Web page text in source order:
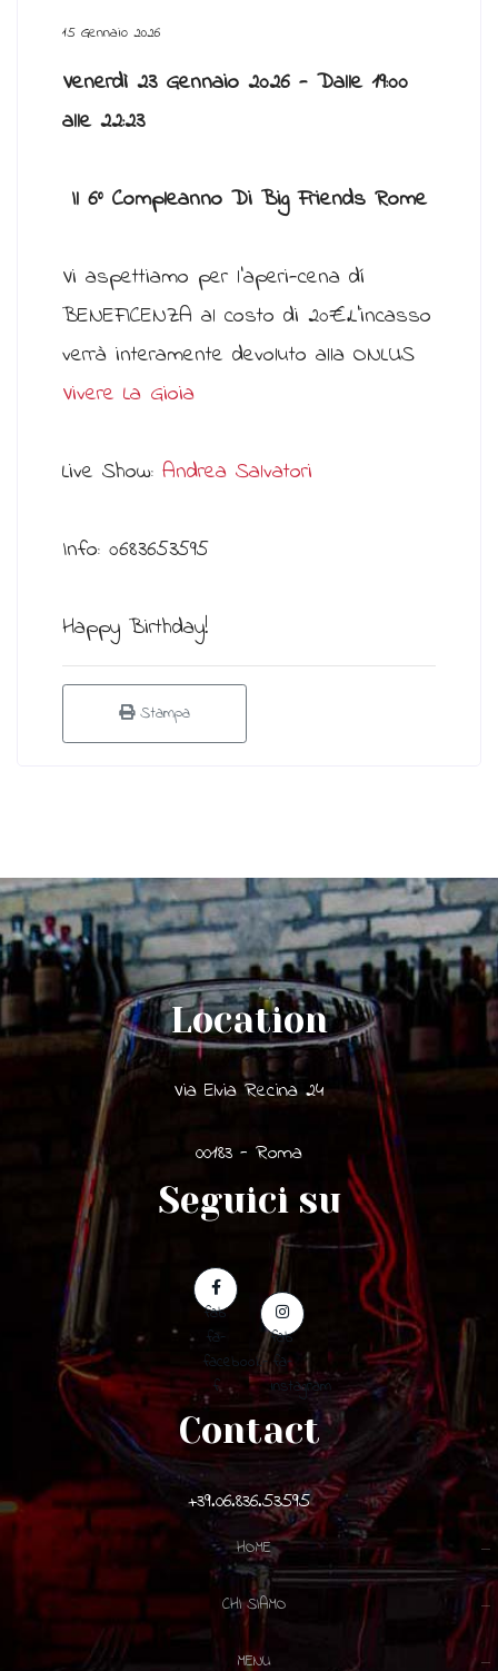
15 Gennaio 2026
Venerdì 23 Gennaio 2026 - Dalle 19:00
alle 22:23
Il 6° Compleanno Di Big Friends Rome
Vi aspettiamo per l’aperi-cena dí
BENEFICENZA al costo di 20€.L’incasso
verrà interamente devoluto alla ONLUS
Vivere La Gioia
Live Show: Andrea Salvatori
Info: 0683653595
Happy Birthday!
Stampa
Location
Via Elvia Recina 24
00183 - Roma
Seguici su
fab
fa-
facebook-
f
fab
fa-
instagram
Contact
+39.06.836.53595
HOME
CHI SIAMO
MENU